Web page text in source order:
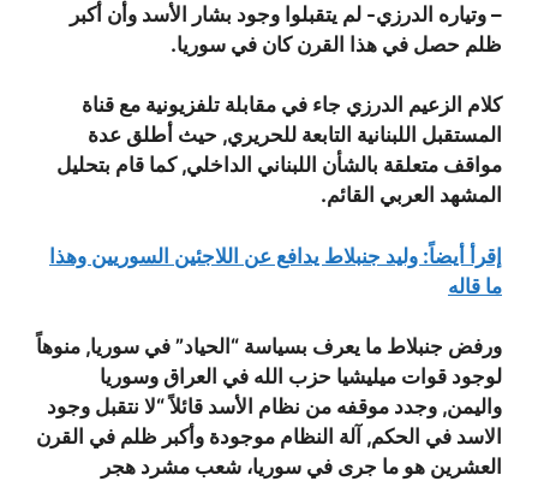
– وتياره الدرزي- لم يتقبلوا وجود بشار الأسد وأن أكبر
ظلم حصل في هذا القرن كان في سوريا.
كلام الزعيم الدرزي جاء في مقابلة تلفزيونية مع قناة
المستقبل اللبنانية التابعة للحريري, حيث أطلق عدة
مواقف متعلقة بالشأن اللبناني الداخلي, كما قام بتحليل
المشهد العربي القائم.
إقرأ أيضاً: وليد جنبلاط يدافع عن اللاجئين السوريين وهذا
ما قاله
ورفض جنبلاط ما يعرف بسياسة “الحياد” في سوريا, منوهاً
لوجود قوات ميليشيا حزب الله في العراق وسوريا
واليمن, وجدد موقفه من نظام الأسد قائلاً “لا نتقبل وجود
الاسد في الحكم, آلة النظام موجودة وأكبر ظلم في القرن
العشرين هو ما جرى في سوريا، شعب مشرد هجر